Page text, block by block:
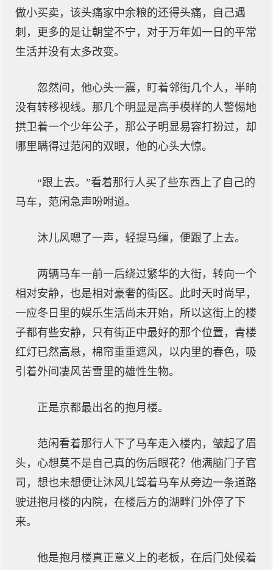
做小买卖，该头痛家中余粮的还得头痛，自己遇
刺，更多的是让朝堂不宁，对于万年如一日的平常
生活并没有太多改变。
忽然间，他心头一震，盯着邻街几个人，半晌
没有转移视线。那几个明显是高手模样的人警惕地
拱卫着一个少年公子，那公子明显易容打扮过，却
哪里瞒得过范闲的双眼，他的心头大惊。
“跟上去。”看着那行人买了些东西上了自己的
马车，范闲急声吩咐道。
沐儿风嗯了一声，轻提马缰，便跟了上去。
两辆马车一前一后绕过繁华的大街，转向一个
相对安静，也是相对豪奢的街区。此时天时尚早，
一应冬日里的娱乐生活尚未开始，所以这街上的楼
子都有些安静，只有街正中最好的那个位置，青楼
红灯已然高悬，棉帘重重遮风，以内里的春色，吸
引着外间凄风苦雪里的雄性生物。
正是京都最出名的抱月楼。
范闲看着那行人下了马车走入楼内，皱起了眉
头，心想莫不是自己真的伤后眼花？他满脑门子官
司，想也未想便让沐风儿驾着马车从旁边一条道路
驶进抱月楼的内院，在楼后方的湖畔门外停了下
来。
他是抱月楼真正意义上的老板，在后门处候着